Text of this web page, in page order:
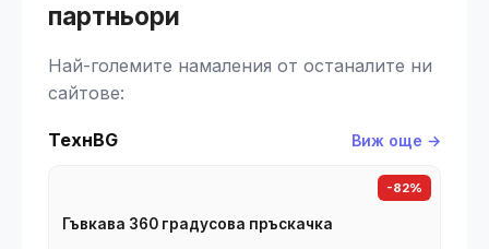
партньори
Най-големите намаления от останалите ни
сайтове:
ТехнBG Виж още →
-82%
Гъвкава 360 градусова пръскачка